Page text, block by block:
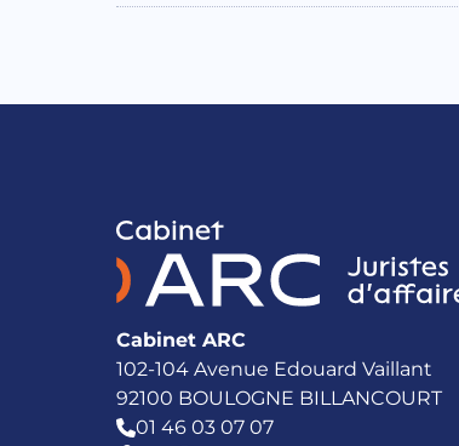
Cabinet ARC
102-104 Avenue Edouard Vaillant
92100 BOULOGNE BILLANCOURT
01 46 03 07 07